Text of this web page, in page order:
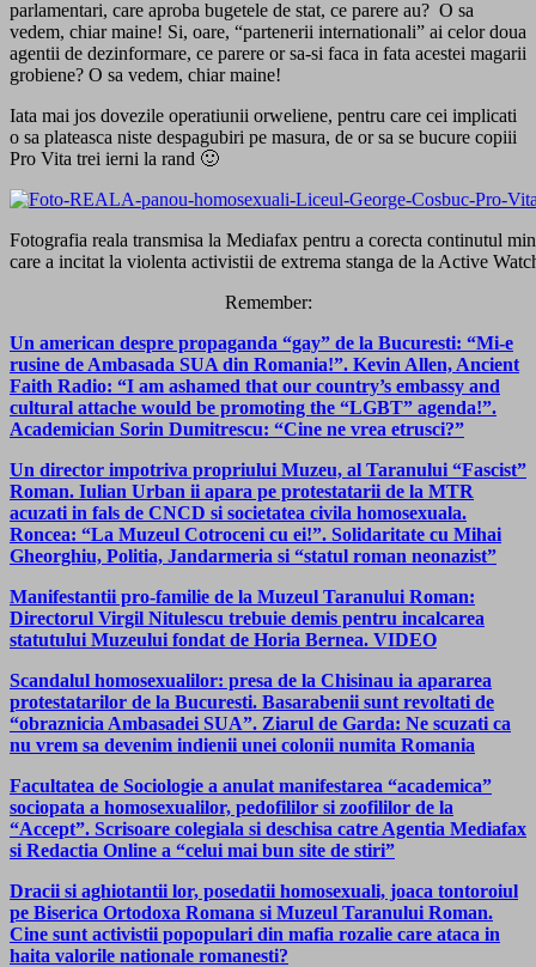
parlamentari, care aproba bugetele de stat, ce parere au? O sa
vedem, chiar maine! Si, oare, “partenerii internationali” ai celor doua
agentii de dezinformare, ce parere or sa-si faca in fata acestei magarii
grobiene? O sa vedem, chiar maine!
Iata mai jos dovezile operatiunii orweliene, pentru care cei implicati
o sa plateasca niste despagubiri pe masura, de or sa se bucure copiii
Pro Vita trei ierni la rand 🙂
Fotografia reala transmisa la Mediafax pentru a corecta continutul
care a incitat la violenta activistii de extrema stanga de la Active
Remember:
Un american despre propaganda “gay” de la Bucuresti: “Mi-e
rusine de Ambasada SUA din Romania!”. Kevin Allen, Ancient
Faith Radio: “I am ashamed that our country’s embassy and
cultural attache would be promoting the “LGBT” agenda!”.
Academician Sorin Dumitrescu: “Cine ne vrea etrusci?”
Un director impotriva propriului Muzeu, al Taranului “Fascist”
Roman. Iulian Urban ii apara pe protestatarii de la MTR
acuzati in fals de CNCD si societatea civila homosexuala.
Roncea: “La Muzeul Cotroceni cu ei!”. Solidaritate cu Mihai
Gheorghiu, Politia, Jandarmeria si “statul roman neonazist”
Manifestantii pro-familie de la Muzeul Taranului Roman:
Directorul Virgil Nitulescu trebuie demis pentru incalcarea
statutului Muzeului fondat de Horia Bernea. VIDEO
Scandalul homosexualilor: presa de la Chisinau ia apararea
protestatarilor de la Bucuresti. Basarabenii sunt revoltati de
“obraznicia Ambasadei SUA”. Ziarul de Garda: Ne scuzati ca
nu vrem sa devenim indienii unei colonii numita Romania
Facultatea de Sociologie a anulat manifestarea “academica”
sociopata a homosexualilor, pedofililor si zoofililor de la
“Accept”. Scrisoare colegiala si deschisa catre Agentia Mediafax
si Redactia Online a “celui mai bun site de stiri”
Dracii si aghiotantii lor, posedatii homosexuali, joaca tontoroiul
pe Biserica Ortodoxa Romana si Muzeul Taranului Roman.
Cine sunt activistii popopulari din mafia rozalie care ataca in
haita valorile nationale romanesti?